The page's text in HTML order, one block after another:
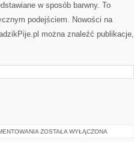
w sposób barwny. To
podejściem. Nowości na
można znaleźć publikacje,
TECHNIKI
ZOSTAŁA WYŁĄCZONA